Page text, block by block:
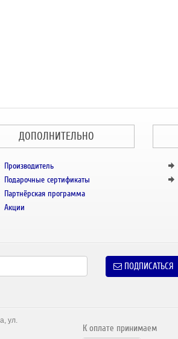
ДОПОЛНИТЕЛЬНО
Производитель
Подарочные сертификаты
Партнёрская программа
Акции
ПОДПИСАТЬСЯ
ул.
К оплате принимаем